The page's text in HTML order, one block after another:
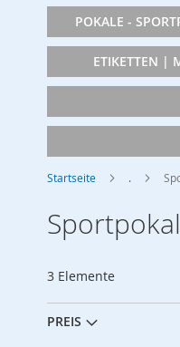
POKALE -
ETIKETTEN |
Startseite .
PREIS
3 Elemente